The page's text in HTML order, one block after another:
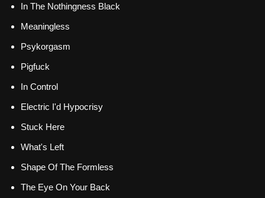
In The Nothingness Black
Meaningless
Psykorgasm
Pigfuck
In Control
Electric I'd Hypocrisy
Stuck Here
What's Left
Shape Of The Formless
The Eye On Your Back